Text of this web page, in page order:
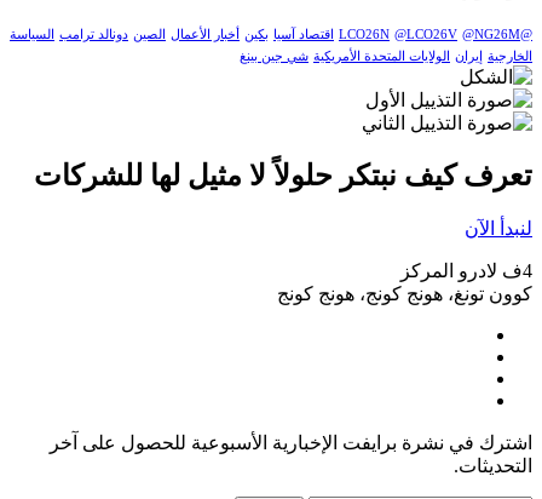
@LCO26N
@LCO26V @NG26M اقتصاد آسيا بكين أخبار الأعمال الصين دونالد ترامب
السياسة
الخارجية
إيران الولايات المتحدة الأمريكية شي جين بينغ
تعرف كيف نبتكر حلولاً لا مثيل لها للشركات
لنبدأ الآن
4ف لادرو المركز
كوون تونغ، هونج كونج، هونج كونج
اشترك في نشرة برايفت الإخبارية الأسبوعية للحصول على آخر
التحديثات.